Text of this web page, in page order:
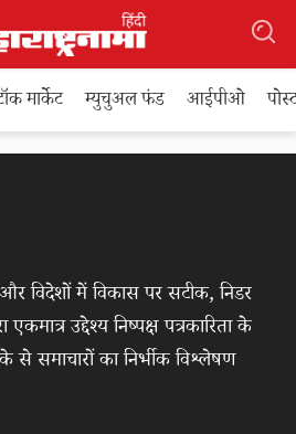
मार्केट म्युचुअल फंड आईपीओ
और विदेशों में विकास पर सटीक, निडर
उद्देश्य निष्पक्ष पत्रकारिता के
से समाचारों का निर्भीक विश्लेषण